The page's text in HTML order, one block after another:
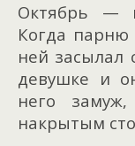
Октябрь —
Когда парню
ней засылал
девушке и
него
накрытым